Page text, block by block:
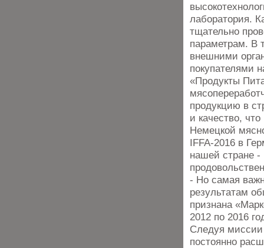
лаборатория.
тщательно
параметрам. В
внешними
покупателями
«Продукты
продукцию в
и качество,
Немецкой
IFFA-2016 в
нашей стране
- Но самая
результатам
признана
2012 по 2016
Следуя миссии
постоянно